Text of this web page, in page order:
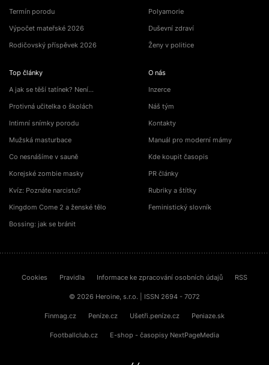
Termín porodu
Výpočet mateřské 2026
Rodičovský příspěvek 2026
Top články
A jak se těší tatínek? Není…
Protivná učitelka o školách
Intimní snímky porodu
Mužská masturbace
Co nesnášíme v sauně
Korejské zombie masky
Kvíz: Poznáte narcistu?
Kingdom Come 2 a ženské tělo
Bossing: jak se bránit
Polyamorie
Duševní zdraví
Ženy v politice
O nás
Inzerce
Náš tým
Kontakty
Manuál pro moderní mámy
Kde koupit časopis
PR články
Rubriky a štítky
Feministický slovník
Cookies Pravidla Informace ke zpracování osobních údajů RSS
© 2026 Heroine, s.r.o. | ISSN 2694 - 7072
Finmag.cz Peníze.cz Ušetři.peníze.cz Peniaze.sk
Footballclub.cz E-shop - časopisy NextPageMedia